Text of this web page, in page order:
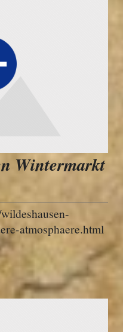
Wintermarkt
atmosphaere.html